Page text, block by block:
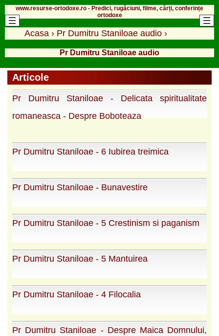
www.resurse-ortodoxe.ro - Predici, rugăciuni, filme, cărți, conferințe
ortodoxe
Acasa › Pr Dumitru Staniloae audio ›
Pr Dumitru Staniloae audio
Articole
Pr Dumitru Staniloae - Delicata spiritualitate
romaneasca - Despre Boboteaza
Pr Dumitru Staniloae - 6 Iubirea treimica
Pr Dumitru Staniloae - Bunavestire
Pr Dumitru Staniloae - 5 Crestinism si paganism
Pr Dumitru Staniloae - 5 Mantuirea
Pr Dumitru Staniloae - 4 Filocalia
Pr Dumitru Staniloae - Despre Maica Domnului,